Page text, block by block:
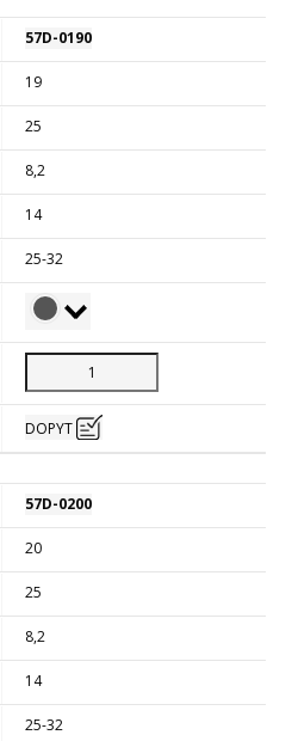
57D-0190
19
25
8,2
14
25-32
DOPYT
57D-0200
20
25
8,2
14
25-32